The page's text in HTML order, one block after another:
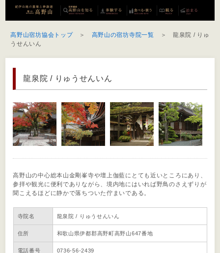
高野山宿坊協会トップ＞ 高野山の宿坊寺院一覧 ＞ 龍泉院 / りゅ
うせんいん
龍泉院 / りゅうせんいん
高野山の中心総本山金剛峯寺や壇上伽藍にとても近いところにあり、
参拝や観光に便利でありながら、境内地にはいれば野鳥のさえずりが
聞こえるほどに静かで落ちついた佇まいである。
寺院名 龍泉院 / りゅうせんいん
住所 和歌山県伊都郡高野町高野山647番地
電話番号 0736-56-2439